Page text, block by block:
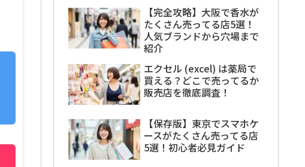
【完全攻略】大阪で香水が
たくさん売ってる店5選！
人気ブランドから穴場まで
紹介
エクセル (excel) は薬局で
買える？どこで売ってるか
販売店を徹底調査！
【保存版】東京でスマホケ
ースがたくさん売ってる店
5選！初心者必見ガイド